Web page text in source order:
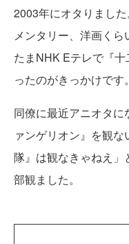
2003年にオタりまし
メンタリー、洋画く
たまNHK Eテレで『
ったのがきっかけです。
同僚に最近アニオタ
ァンゲリオン』を観
隊』は観なきゃねえ
部観ました。